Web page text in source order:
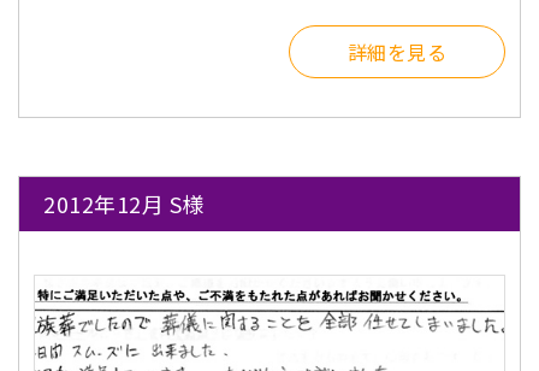
詳細を見る
2012年12月 S様